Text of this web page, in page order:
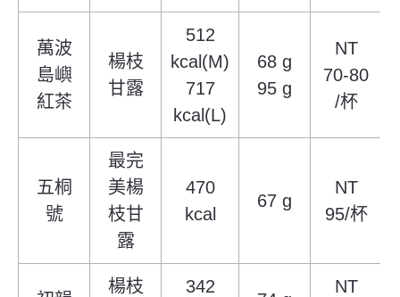
萬波
島嶼
紅茶
楊枝
甘露
512
kcal(M)
717
kcal(L)
68 g
95 g
NT
70-80
/杯
五桐
號
最完
美楊
枝甘
露
470
kcal
67 g
NT
95/杯
楊枝
342
NT